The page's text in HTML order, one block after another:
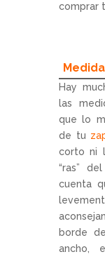
comprar
Hay
las
que lo
de tu
corto ni
“ras”
cuenta
borde
ancho,